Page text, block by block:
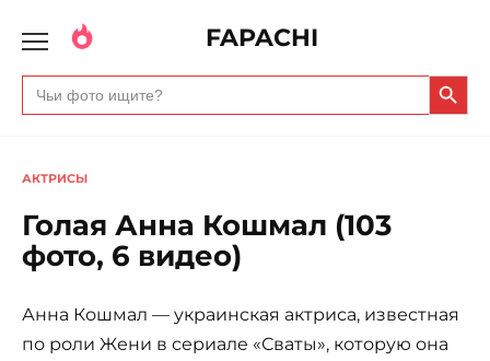
FAPACHI
Search
for:
Search Button
АКТРИСЫ
Голая Анна Кошмал (103
фото, 6 видео)
Анна Кошмал — украинская актриса, известная
по роли Жени в сериале «Сваты», которую она